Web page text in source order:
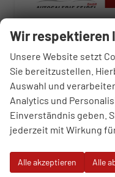
2.0 TDI LÜ Lite
Fahrzeugnr. 109014
Kraftstoff Diesel
Leistung 110 kW (150 PS)
01.11.2025
Verbrauch
Wir respektieren
Unsere Website setzt
Sie bereitzustellen.
Auswahl und
Analytics und
Einverständnis geben.
jederzeit mit Wirkung
Alle akzeptieren Alle